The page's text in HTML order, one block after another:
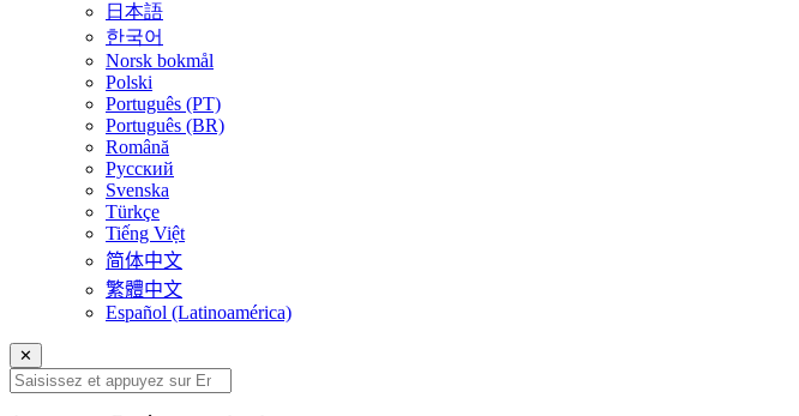
日本語
한국어
Norsk bokmål
Polski
Português (PT)
Português (BR)
Română
Русский
Svenska
Türkçe
Tiếng Việt
简体中文
繁體中文
Español (Latinoamérica)
✕